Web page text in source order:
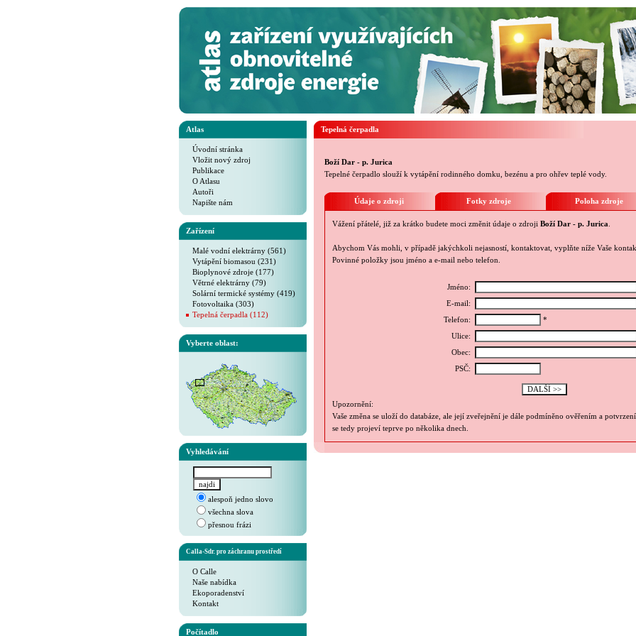
Atlas
Úvodní stránka
Vložit nový zdroj
Publikace
O Atlasu
Autoři
Napište nám
Zařízení
Malé vodní elektrárny (561)
Vytápění biomasou (231)
Bioplynové zdroje (177)
Větrné elektrárny (79)
Solární termické systémy (419)
Fotovoltaika (303)
Tepelná čerpadla (112)
Vyberte oblast:
Vyhledávání
alespoň jedno slovo
všechna slova
přesnou frázi
Calla-Sdr. pro záchranu prostředí
O Calle
Naše nabídka
Ekoporadenství
Kontakt
Počítadlo
Tepelná čerpadla
Boží Dar - p. Jurica
Tepelné čerpadlo slouží k vytápění rodinného domku, bezénu a pro ohřev teplé vody.
Údaje o zdroji Fotky zdroje Poloha zdroje
Vážení přátelé, již za krátko budete moci změnit údaje o zdroji Boží Dar - p. Jurica
Abychom Vás mohli, v případě jakýchkoli nejasností, kontaktovat, vyplňte níže Vaše
Povinné položky jsou jméno a e-mail nebo telefon.
Jméno:
E-mail:
Telefon: *
Ulice:
Obec:
PSČ:
Upozornění:
Vaše změna se uloží do databáze, ale její zveřejnění je dále podmíněno ověřením a
se tedy projeví teprve po několika dnech.